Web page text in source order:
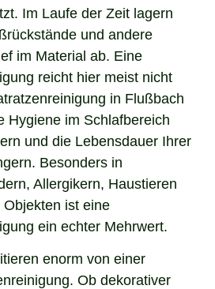
Im Laufe der Zeit lagern
und andere
im Material ab. Eine
reicht hier meist nicht
in Flußbach
Hygiene im Schlafbereich
und die Lebensdauer Ihrer
Besonders in
Allergikern, Haustieren
ist eine
ein echter Mehrwert.
enorm von einer
Ob dekorativer